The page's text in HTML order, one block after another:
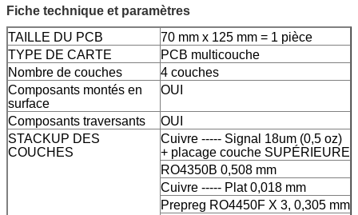
Fiche technique et paramètres
TAILLE DU PCB
70 mm x 125 mm = 1 pièce
TYPE DE CARTE
PCB multicouche
Nombre de couches
4 couches
Composants montés en
surface
OUI
Composants traversants
OUI
STACKUP DES
COUCHES
Cuivre ----- Signal 18um (0,5 oz)
+ placage couche SUPÉRIEURE
RO4350B 0,508 mm
Cuivre ----- Plat 0,018 mm
Prepreg RO4450F X 3, 0,305 mm